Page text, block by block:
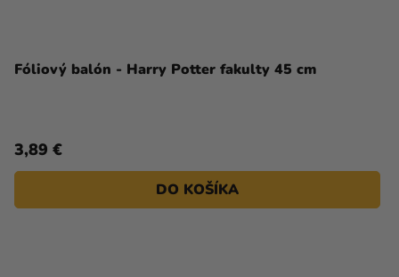
Fóliový balón - Harry Potter fakulty 45 cm
3,89 €
DO KOŠÍKA